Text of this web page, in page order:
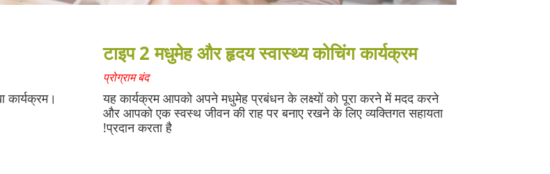
टाइप 2 मधुमेह और हृदय स्वास्थ्य कोचिंग कार्यक्रम
प्रोग्राम बंद
यह कार्यक्रम आपको अपने मधुमेह प्रबंधन के लक्ष्यों को पूरा करने में मदद करने
और आपको एक स्वस्थ जीवन की राह पर बनाए रखने के लिए व्यक्तिगत सहायता
प्रदान करता है!